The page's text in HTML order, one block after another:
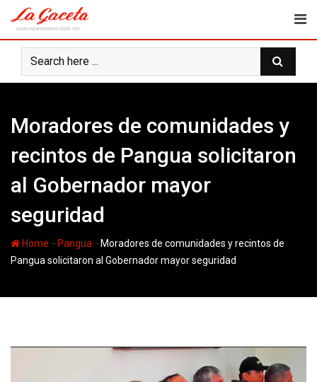
content
Moradores de comunidades y
recintos de Pangua solicitaron
al Gobernador mayor
seguridad
Home - Pangua - Moradores de comunidades y recintos de
Pangua solicitaron al Gobernador mayor seguridad